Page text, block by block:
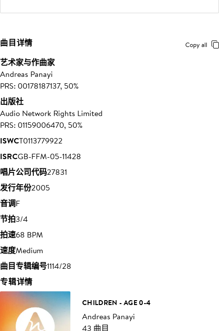
曲目详情 Copy all
艺术家与作曲家
Andreas Panayi
PRS: 00178187137, 50%
出版社
Audio Network Rights Limited
PRS: 01159006470, 50%
ISWCT0113779922
ISRCGB-FFM-05-11428
唱片公司代码27831
发行年份2005
音调F
节拍3/4
拍速68 BPM
速度Medium
曲目专辑编号1114/28
专辑详情
CHILDREN - AGE 0-4
Andreas Panayi
43 曲目